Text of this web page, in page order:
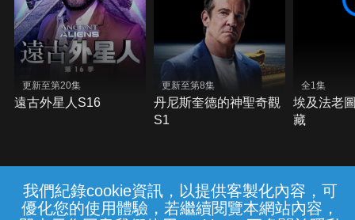
我們紀錄cookie資訊，以提供客製化內容，可
優化您的使用體驗，若繼續閱覽本網站內容，
更新至第20集
遠古外星人S16
更新至第8集
丹尼斯奎德的神聖奇觀
S1
全1集
埃及法老
藏
常見問題 線上客服 服務條款 隱私權保護
{{notifyMsg}}